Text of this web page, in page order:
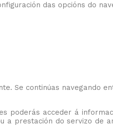
das opcións do
Se continúas navegando
poderás acceder á
prestación do servizo de